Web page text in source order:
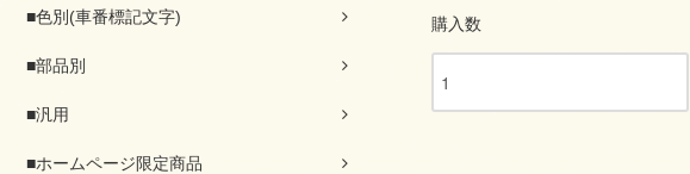
■色別(車番標記文字)
■部品別
■汎用
■ホームページ限定商品
購入数